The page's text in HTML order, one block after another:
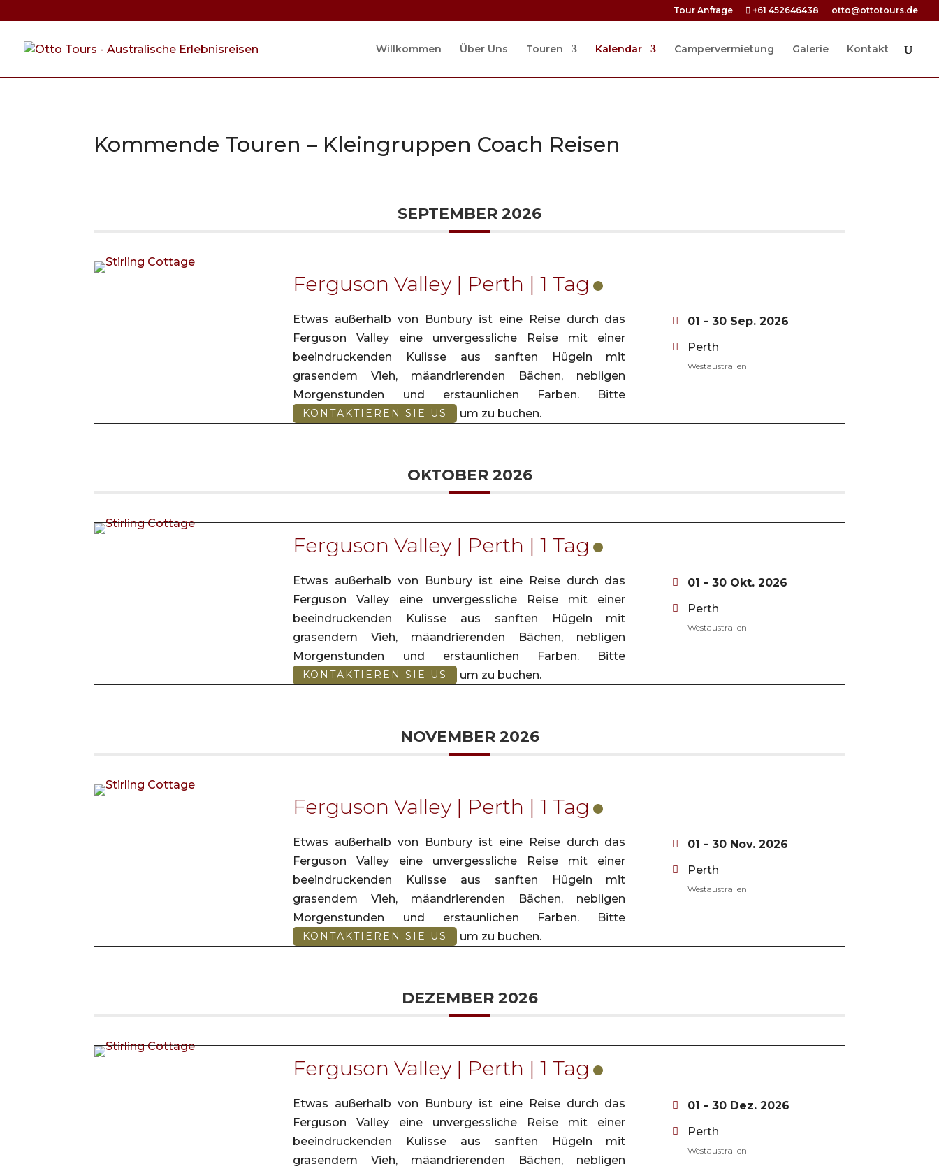
Tour Anfrage +61 452646438 otto@ottotours.de
Willkommen Über Uns Touren Kalendar Campervermietung Galerie Kontakt
Kommende Touren – Kleingruppen Coach Reisen
SEPTEMBER 2026
Ferguson Valley | Perth | 1 Tag
Etwas außerhalb von Bunbury ist eine Reise durch das
Ferguson Valley eine unvergessliche Reise mit einer
beeindruckenden Kulisse aus sanften Hügeln mit
grasendem Vieh, mäandrierenden Bächen, nebligen
Morgenstunden und erstaunlichen Farben. Bitte
KONTAKTIEREN SIE US um zu buchen.
01 - 30 Sep. 2026
Perth
Westaustralien
OKTOBER 2026
Ferguson Valley | Perth | 1 Tag
Etwas außerhalb von Bunbury ist eine Reise durch das
Ferguson Valley eine unvergessliche Reise mit einer
beeindruckenden Kulisse aus sanften Hügeln mit
grasendem Vieh, mäandrierenden Bächen, nebligen
Morgenstunden und erstaunlichen Farben. Bitte
KONTAKTIEREN SIE US um zu buchen.
01 - 30 Okt. 2026
Perth
Westaustralien
NOVEMBER 2026
Ferguson Valley | Perth | 1 Tag
Etwas außerhalb von Bunbury ist eine Reise durch das
Ferguson Valley eine unvergessliche Reise mit einer
beeindruckenden Kulisse aus sanften Hügeln mit
grasendem Vieh, mäandrierenden Bächen, nebligen
Morgenstunden und erstaunlichen Farben. Bitte
KONTAKTIEREN SIE US um zu buchen.
01 - 30 Nov. 2026
Perth
Westaustralien
DEZEMBER 2026
Ferguson Valley | Perth | 1 Tag
Etwas außerhalb von Bunbury ist eine Reise durch das
Ferguson Valley eine unvergessliche Reise mit einer
beeindruckenden Kulisse aus sanften Hügeln mit
grasendem Vieh, mäandrierenden Bächen, nebligen
01 - 30 Dez. 2026
Perth
Westaustralien